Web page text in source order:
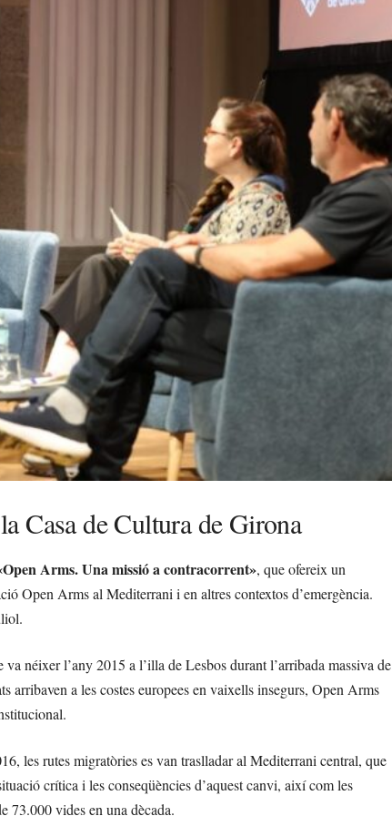
Casa de Cultura de Girona
Arms. Una missió a contracorrent», que ofereix un
Open Arms al Mediterrani i en altres contextos d’emergència.
néixer l’any 2015 a l’illa de Lesbos durant l’arribada massiva de
a les costes europees en vaixells insegurs, Open Arms
les rutes migratòries es van traslladar al Mediterrani central, que
crítica i les conseqüències d’aquest canvi, així com les
73.000 vides en una dècada.